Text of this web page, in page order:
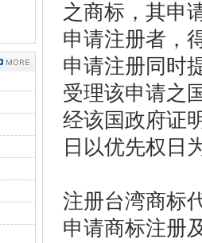
之商标，其申
申请注册者，
申请注册同时
受理该申请之
经该国政府证
日以优先权日
注册台湾商标
申请商标注册